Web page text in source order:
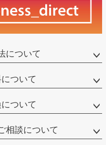
について
ついて
ついて
相談について